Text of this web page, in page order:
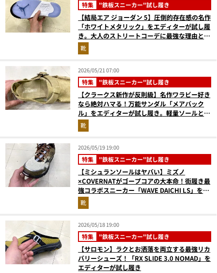
特集 "鉄板スニーカー"試し履き
【結局エア ジョーダン 5】圧倒的存在感の名作
「ホワイトメタリック」をエディターが試し履
き。大人のストリートコーデに最強な理由と
は？
靴
2026/05/21 07:00
特集 "鉄板スニーカー"試し履き
【クラークス新作が反則級】名作ワラビー好き
なら絶対ハマる！万能サンダル「メアバック
ル」をエディターが試し履き。軽量ソールと極
上フィット感で疲れにくい
靴
2026/05/19 19:00
特集 "鉄板スニーカー"試し履き
【ミシュランソールはヤバい】ミズノ
×COVERNATがゴープコアの大本命！街履き最
強コラボスニーカー「WAVE DAICHI LS」をエ
ディターが試し履きレビュー
靴
2026/05/18 19:00
特集 "鉄板スニーカー"試し履き
【サロモン】ラクとお洒落を両立する最強リカ
バリーシューズ！「RX SLIDE 3.0 NOMAD」を
エディターが試し履き